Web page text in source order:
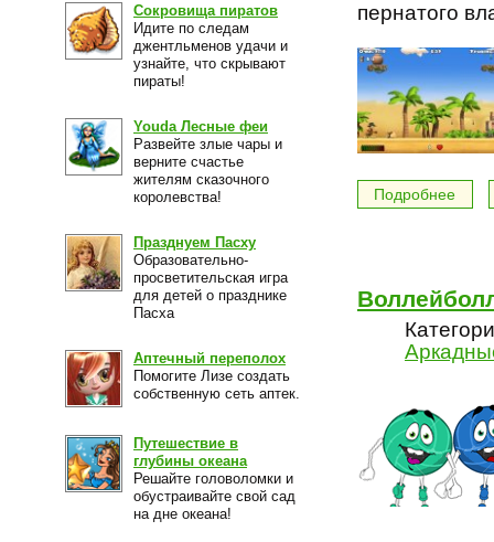
Сокровища пиратов
Идите по следам
джентльменов удачи и
узнайте, что скрывают
пираты!
Youda Лесные феи
Развейте злые чары и
верните счастье
жителям сказочного
королевства!
Празднуем Пасху
Образовательно-
просветительская игра
для детей о празднике
Пасха
Аптечный переполох
Помогите Лизе создать
собственную сеть аптек.
Путешествие в
глубины океана
Решайте головоломки и
обустраивайте свой сад
на дне океана!
пернатого
Подробнее